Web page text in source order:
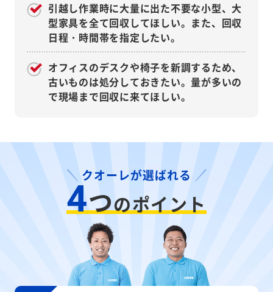
引越し作業時に大量に出た不要な小型、大
型家具を全て回収してほしい。また、回収
日程・時間帯を指定したい。
オフィスのデスクや椅子を新調するため、
古いものは処分しておきたい。量が多いの
で現場まで回収に来てほしい。
クオーレが選ばれる
4つのポイント